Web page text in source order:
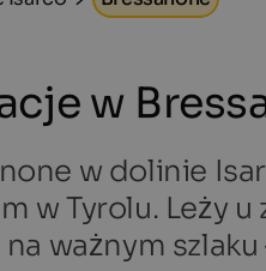
w
w dolinie
w Tyrolu. Leży u
na ważnym